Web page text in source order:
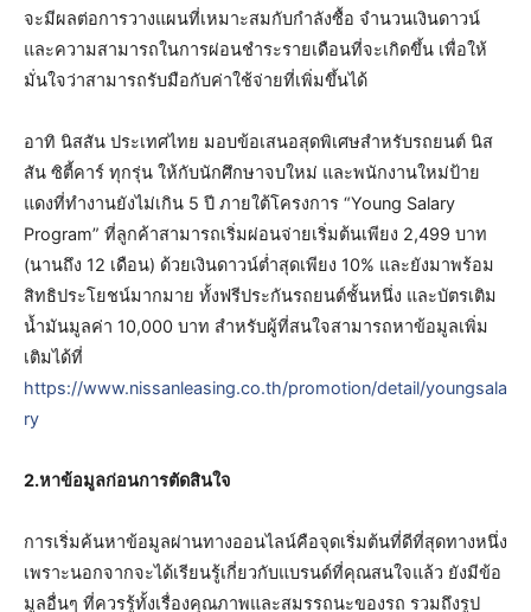
จะมีผลต่อการวางแผนที่เหมาะสมกับกำลังซื้อ จำนวนเงินดาวน์
และความสามารถในการผ่อนชำระรายเดือนที่จะเกิดขึ้น เพื่อให้
มั่นใจว่าสามารถรับมือกับค่าใช้จ่ายที่เพิ่มขึ้นได้
อาทิ นิสสัน ประเทศไทย มอบข้อเสนอสุดพิเศษสำหรับรถยนต์ นิส
สัน ซิตี้คาร์ ทุกรุ่น ให้กับนักศึกษาจบใหม่ และพนักงานใหม่ป้าย
แดงที่ทำงานยังไม่เกิน 5 ปี ภายใต้โครงการ “Young Salary
Program” ที่ลูกค้าสามารถเริ่มผ่อนจ่ายเริ่มต้นเพียง 2,499 บาท
(นานถึง 12 เดือน) ด้วยเงินดาวน์ต่ำสุดเพียง 10% และยังมาพร้อม
สิทธิประโยชน์มากมาย ทั้งฟรีประกันรถยนต์ชั้นหนึ่ง และบัตรเติม
น้ำมันมูลค่า 10,000 บาท สำหรับผู้ที่สนใจสามารถหาข้อมูลเพิ่ม
เติมได้ที่
https://www.nissanleasing.co.th/promotion/detail/youngsala
ry
2.หาข้อมูลก่อนการตัดสินใจ
การเริ่มค้นหาข้อมูลผ่านทางออนไลน์คือจุดเริ่มต้นที่ดีที่สุดทางหนึ่ง
เพราะนอกจากจะได้เรียนรู้เกี่ยวกับแบรนด์ที่คุณสนใจแล้ว ยังมีข้อ
มูลอื่นๆ ที่ควรรู้ทั้งเรื่องคุณภาพและสมรรถนะของรถ รวมถึงรูป